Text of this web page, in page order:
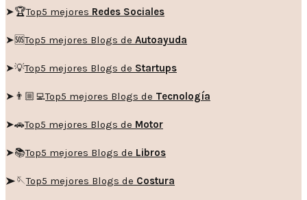
➤🏆Top5 mejores Redes Sociales
➤🆘Top5 mejores Blogs de Autoayuda
➤💡Top5 mejores Blogs de Startups
➤👨🏼‍💻Top5 mejores Blogs de Tecnología
➤🚗Top5 mejores Blogs de Motor
➤📚Top5 mejores Blogs de Libros
➤🪡Top5 mejores Blogs de Costura